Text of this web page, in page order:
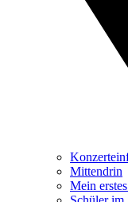
Mittendrin
Mein